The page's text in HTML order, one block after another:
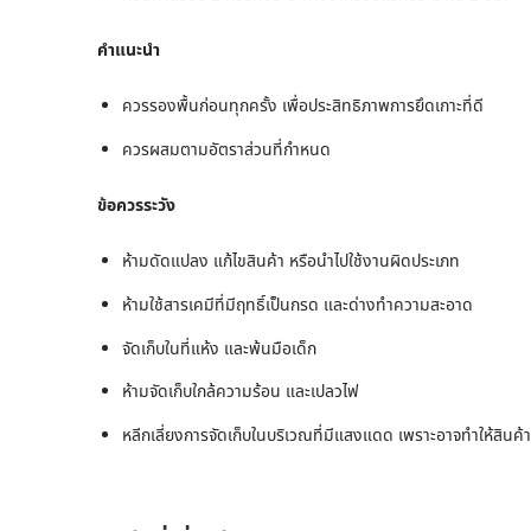
คำแนะนำ
ควรรองพื้นก่อนทุกครั้ง เพื่อประสิทธิภาพการยึดเกาะที่ดี
ควรผสมตามอัตราส่วนที่กำหนด
ข้อควรระวัง
ห้ามดัดแปลง แก้ไขสินค้า หรือนำไปใช้งานผิดประเภท
ห้ามใช้สารเคมีที่มีฤทธิ์เป็นกรด และด่างทำความสะอาด
จัดเก็บในที่แห้ง และพ้นมือเด็ก
ห้ามจัดเก็บใกล้ความร้อน และเปลวไฟ
หลีกเลี่ยงการจัดเก็บในบริเวณที่มีแสงแดด เพราะอาจทำให้สินค้